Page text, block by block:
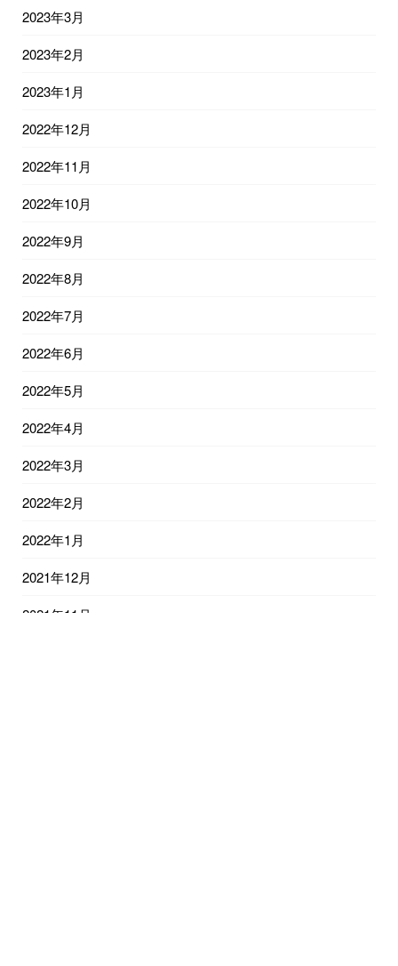
2023年3月
2023年2月
2023年1月
2022年12月
2022年11月
2022年10月
2022年9月
2022年8月
2022年7月
2022年6月
2022年5月
2022年4月
2022年3月
2022年2月
2022年1月
2021年12月
2021年11月